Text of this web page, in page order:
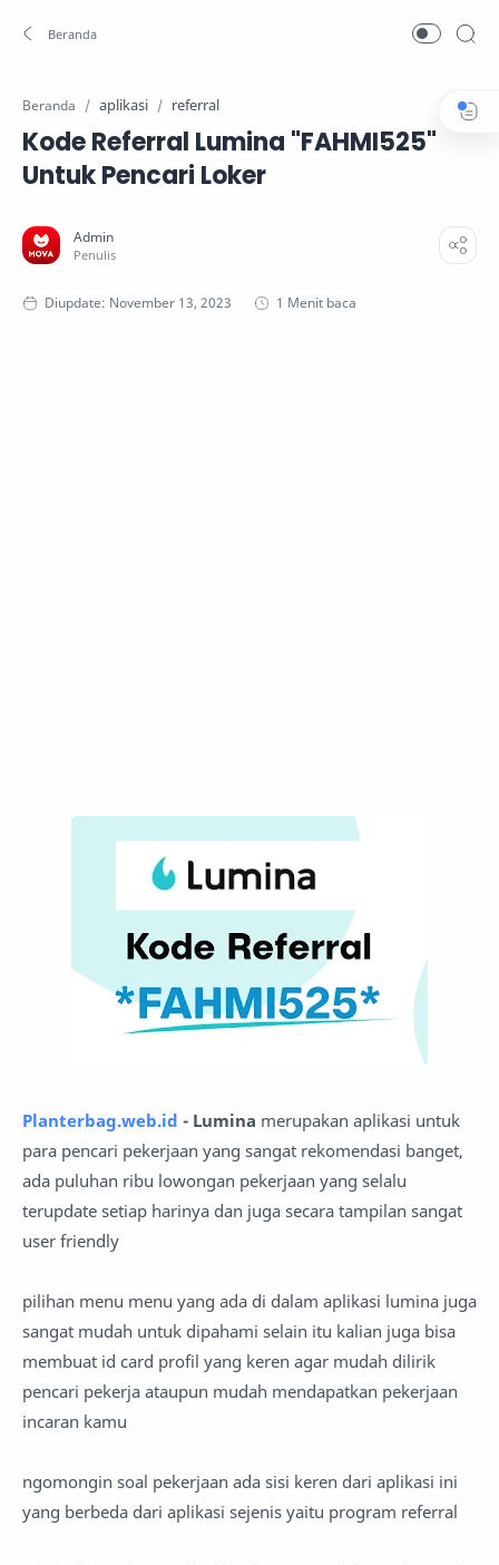
Beranda aplikasi referral
Kode Referral Lumina "FAHMI525"
Untuk Pencari Loker
1 Menit baca
Planterbag.web.id - Lumina merupakan aplikasi untuk
para pencari pekerjaan yang sangat rekomendasi banget,
ada puluhan ribu lowongan pekerjaan yang selalu
terupdate setiap harinya dan juga secara tampilan sangat
user friendly
pilihan menu menu yang ada di dalam aplikasi lumina juga
sangat mudah untuk dipahami selain itu kalian juga bisa
membuat id card profil yang keren agar mudah dilirik
pencari pekerja ataupun mudah mendapatkan pekerjaan
incaran kamu
ngomongin soal pekerjaan ada sisi keren dari aplikasi ini
yang berbeda dari aplikasi sejenis yaitu program referral